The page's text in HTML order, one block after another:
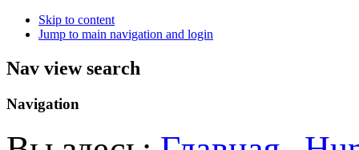
Skip to content
Jump to main navigation and login
Nav view search
Navigation